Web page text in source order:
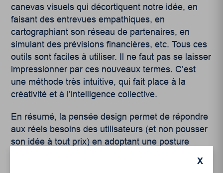
canevas visuels qui décortiquent notre idée, en
faisant des entrevues empathiques, en
cartographiant son réseau de partenaires, en
simulant des prévisions financières, etc. Tous ces
outils sont faciles à utiliser. Il ne faut pas se laisser
impressionner par ces nouveaux termes. C’est
une méthode très intuitive, qui fait place à la
créativité et à l’intelligence collective.
En résumé, la pensée design permet de répondre
aux réels besoins des utilisateurs (et non pousser
son idée à tout prix) en adoptant une posture
idée en s’assurant qu’elle répond adéquatement
X